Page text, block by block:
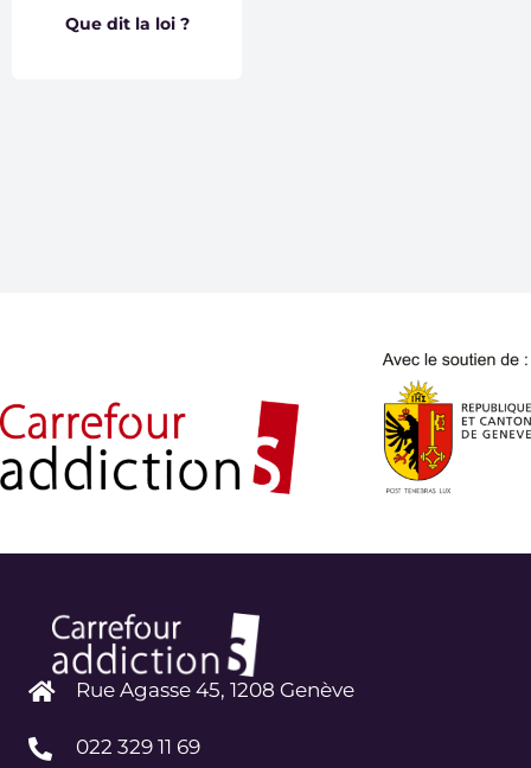
Que dit la loi ?
Rue Agasse 45, 1208 Genève
022 329 11 69